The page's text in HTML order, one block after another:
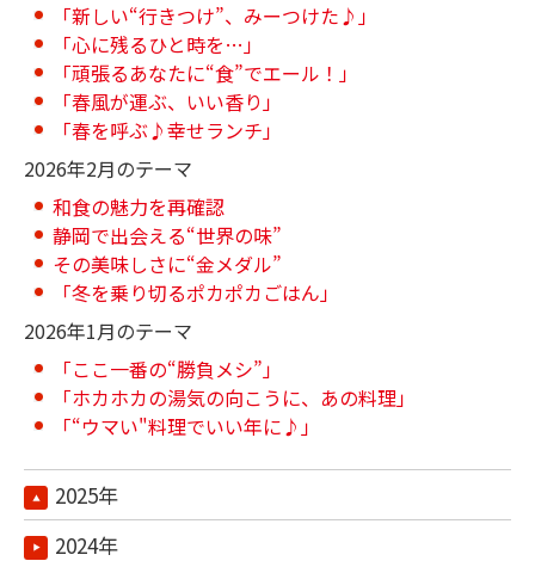
「新しい“行きつけ”、みーつけた♪」
「心に残るひと時を…」
「頑張るあなたに“食”でエール！」
「春風が運ぶ、いい香り」
「春を呼ぶ♪幸せランチ」
2026年2月のテーマ
和食の魅力を再確認
静岡で出会える“世界の味”
その美味しさに“金メダル”
「冬を乗り切るポカポカごはん」
2026年1月のテーマ
「ここ一番の“勝負メシ”」
「ホカホカの湯気の向こうに、あの料理」
「“ウマい"料理でいい年に♪」
2025年
2024年